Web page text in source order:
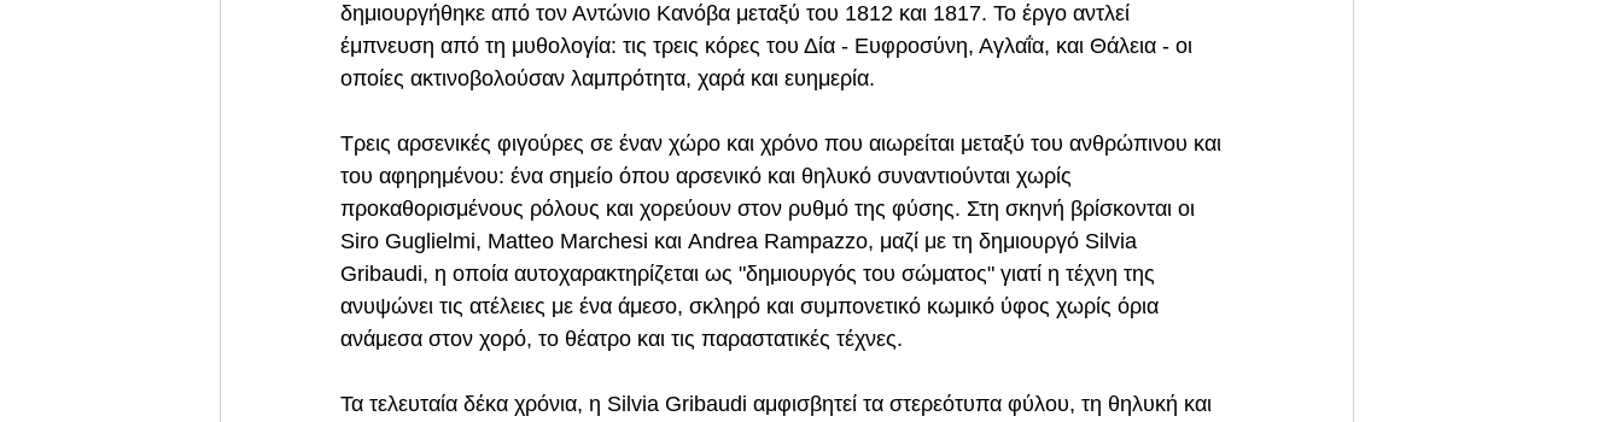
δημιουργήθηκε από τον Αντώνιο Κανόβα μεταξύ του 1812 και 1817. Το έργο αντλεί
έμπνευση από τη μυθολογία: τις τρεις κόρες του Δία - Ευφροσύνη, Αγλαΐα, και Θάλεια - οι
οποίες ακτινοβολούσαν λαμπρότητα, χαρά και ευημερία.
Τρεις αρσενικές φιγούρες σε έναν χώρο και χρόνο που αιωρείται μεταξύ του ανθρώπινου και
του αφηρημένου: ένα σημείο όπου αρσενικό και θηλυκό συναντιούνται χωρίς
προκαθορισμένους ρόλους και χορεύουν στον ρυθμό της φύσης. Στη σκηνή βρίσκονται οι
Siro Guglielmi, Matteo Marchesi και Andrea Rampazzo, μαζί με τη δημιουργό Silvia
Gribaudi, η οποία αυτοχαρακτηρίζεται ως "δημιουργός του σώματος" γιατί η τέχνη της
ανυψώνει τις ατέλειες με ένα άμεσο, σκληρό και συμπονετικό κωμικό ύφος χωρίς όρια
ανάμεσα στον χορό, το θέατρο και τις παραστατικές τέχνες.
Τα τελευταία δέκα χρόνια, η Silvia Gribaudi αμφισβητεί τα στερεότυπα φύλου, τη θηλυκή και